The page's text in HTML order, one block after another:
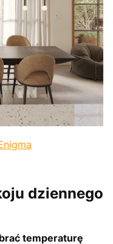
dziennego
temperaturę